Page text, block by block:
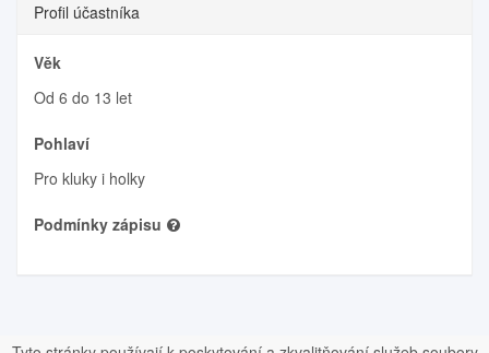
Profil účastníka
Věk
Od 6 do 13 let
Pohlaví
Pro kluky i holky
Podmínky zápisu